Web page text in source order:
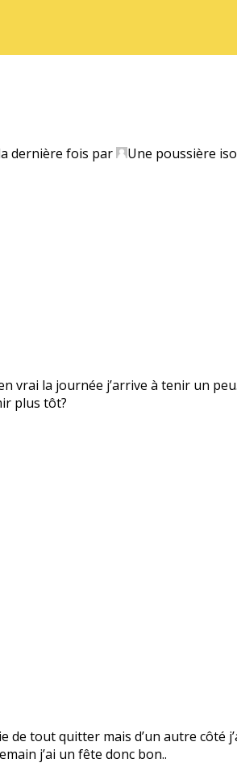
dernière fois par Une poussière
vrai la journée j’arrive à tenir un peu.
plus tôt?
de tout quitter mais d’un autre côté
j’ai un fête donc bon..